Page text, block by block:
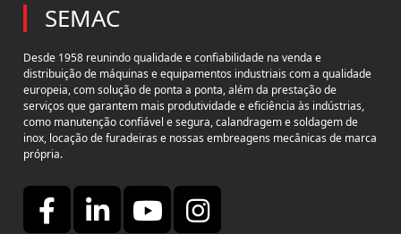
SEMAC
Desde 1958 reunindo qualidade e confiabilidade na venda e
distribuição de máquinas e equipamentos industriais com a qualidade
europeia, com solução de ponta a ponta, além da prestação de
serviços que garantem mais produtividade e eficiência às indústrias,
como manutenção confiável e segura, calandragem e soldagem de
inox, locação de furadeiras e nossas embreagens mecânicas de marca
própria.